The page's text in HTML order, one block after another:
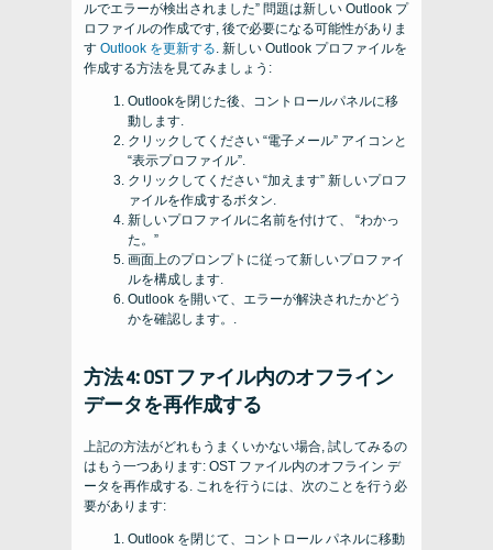
ルでエラーが検出されました” 問題は新しい Outlook プ
ロファイルの作成です, 後で必要になる可能性がありま
す Outlook を更新する. 新しい Outlook プロファイルを
作成する方法を見てみましょう:
Outlookを閉じた後、コントロールパネルに移
動します.
クリックしてください “電子メール” アイコンと
“表示プロファイル”.
クリックしてください “加えます” 新しいプロフ
ァイルを作成するボタン.
新しいプロファイルに名前を付けて、 “わかっ
た。”
画面上のプロンプトに従って新しいプロファイ
ルを構成します.
Outlook を開いて、エラーが解決されたかどう
かを確認します。.
方法 4: OST ファイル内のオフライン
データを再作成する
上記の方法がどれもうまくいかない場合, 試してみるの
はもう一つあります: OST ファイル内のオフライン デ
ータを再作成する. これを行うには、次のことを行う必
要があります:
Outlook を閉じて、コントロール パネルに移動